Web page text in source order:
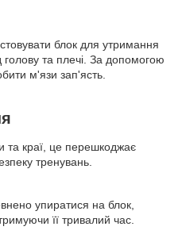
блок для утримання
голову та плечі. За допомогою
м'язи зап'ясть.
та краї, це перешкоджає
тренувань.
упиратися на блок,
її тривалий час.